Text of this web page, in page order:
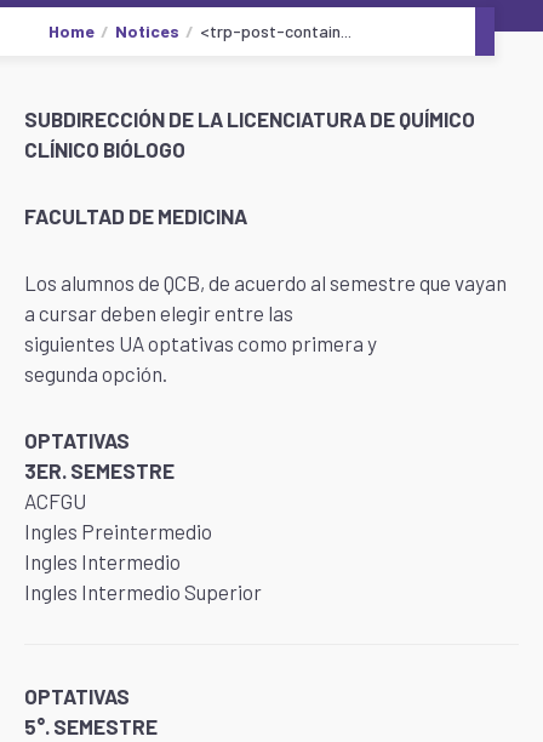
Home Notices <trp-post-contain...
SUBDIRECCIÓN DE LA LICENCIATURA DE QUÍMICO
CLÍNICO BIÓLOGO
FACULTAD DE MEDICINA
Los alumnos de QCB, de acuerdo al semestre que vayan
a cursar deben elegir entre las
siguientes UA optativas como primera y
segunda opción.
OPTATIVAS
3ER. SEMESTRE
ACFGU
Ingles Preintermedio
Ingles Intermedio
Ingles Intermedio Superior
OPTATIVAS
5°. SEMESTRE